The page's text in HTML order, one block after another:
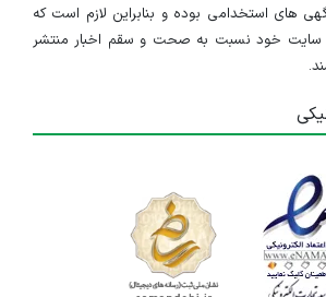
های استخدامی بوده و بنابراین لازم است که
سایت خود نسبت به صحت و سقم اخبار منتشر